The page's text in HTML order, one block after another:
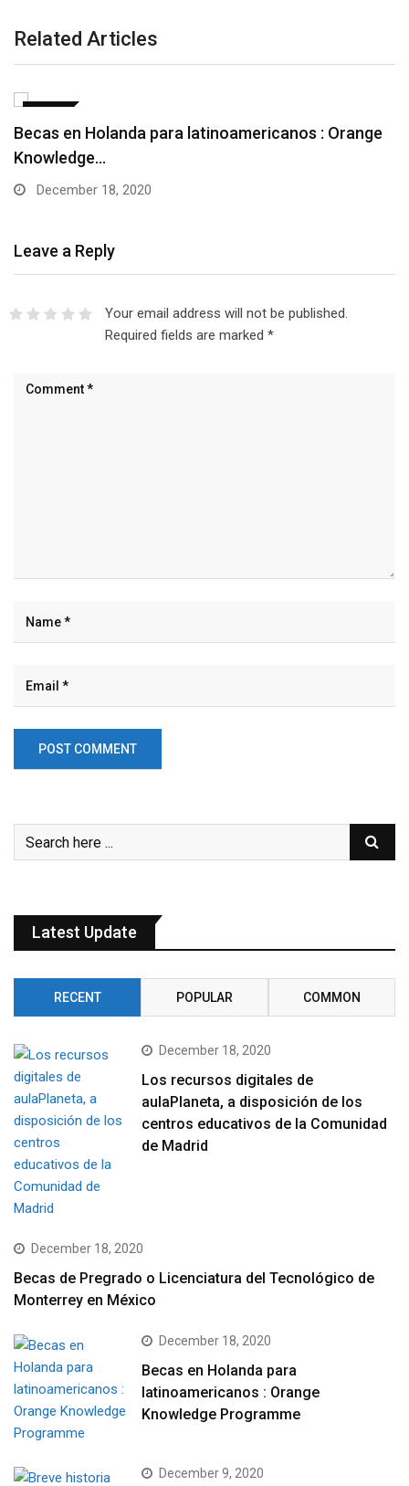
Related Articles
Becas en Holanda para latinoamericanos : Orange
Knowledge…
December 18, 2020
Leave a Reply
Your email address will not be published.
Required fields are marked *
Latest Update
RECENT POPULAR COMMON
December 18, 2020
Los recursos digitales de
aulaPlaneta, a disposición de los
centros educativos de la Comunidad
de Madrid
December 18, 2020
Becas de Pregrado o Licenciatura del Tecnológico de
Monterrey en México
December 18, 2020
Becas en Holanda para
latinoamericanos : Orange
Knowledge Programme
December 9, 2020